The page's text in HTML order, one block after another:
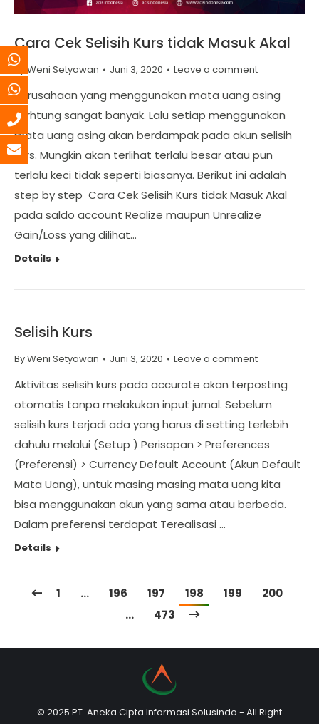
Cara Cek Selisih Kurs tidak Masuk Akal
By Weni Setyawan Juni 3, 2020 Leave a comment
Perusahaan yang menggunakan mata uang asing
terhtung sangat banyak. Lalu setiap menggunakan
mata uang asing akan berdampak pada akun selisih
kurs. Mungkin akan terlihat terlalu besar atau pun
terlalu keci tidak seperti biasanya. Berikut ini adalah
step by step Cara Cek Selisih Kurs tidak Masuk Akal
pada saldo account Realize maupun Unrealize
Gain/Loss yang dilihat…
Details
Selisih Kurs
ByWeni Setyawan Juni 3, 2020 Leave a comment
Aktivitas selisih kurs pada accurate akan terposting
otomatis tanpa melakukan input jurnal. Sebelum
selisih kurs terjadi ada yang harus di setting terlebih
dahulu melalui (Setup ) Perisapan > Preferences
(Preferensi) > Currency Default Account (Akun Default
Mata Uang), untuk masing masing mata uang kita
bisa menggunakan akun yang sama atau berbeda.
Dalam preferensi terdapat Terealisasi …
Details
1 … 196 197 198 199
200
…
473
© 2025 PT. Aneka Cipta Informasi Solusindo - All Right